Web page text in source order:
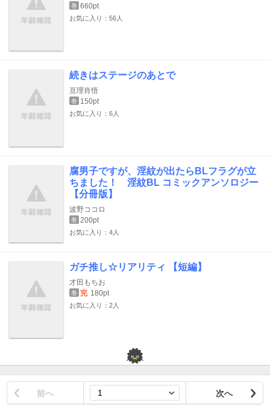
巻 660pt
お気に入り：56人
続きはステージのあとで
亘理肖悟
巻 150pt
お気に入り：6人
腐男子ですが、淫紋が出たらBLフラグが立
ちました！ 淫紋BL コミックアンソロジー
【分冊版】
波野ココロ
巻 200pt
お気に入り：4人
ガチ推し☆リアリティ 【短編】
才田もちお
巻 完 180pt
お気に入り：2人
前へ 次へ